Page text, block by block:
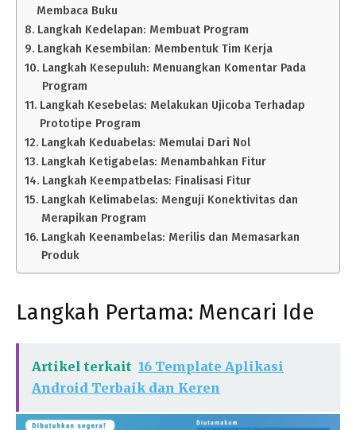
Membaca Buku
Langkah Kedelapan: Membuat Program
Langkah Kesembilan: Membentuk Tim Kerja
Langkah Kesepuluh: Menuangkan Komentar Pada
Program
Langkah Kesebelas: Melakukan Ujicoba Terhadap
Prototipe Program
Langkah Keduabelas: Memulai Dari Nol
Langkah Ketigabelas: Menambahkan Fitur
Langkah Keempatbelas: Finalisasi Fitur
Langkah Kelimabelas: Menguji Konektivitas dan
Merapikan Program
Langkah Keenambelas: Merilis dan Memasarkan
Produk
Langkah Pertama: Mencari Ide
Artikel terkait 16 Template Aplikasi
Android Terbaik dan Keren